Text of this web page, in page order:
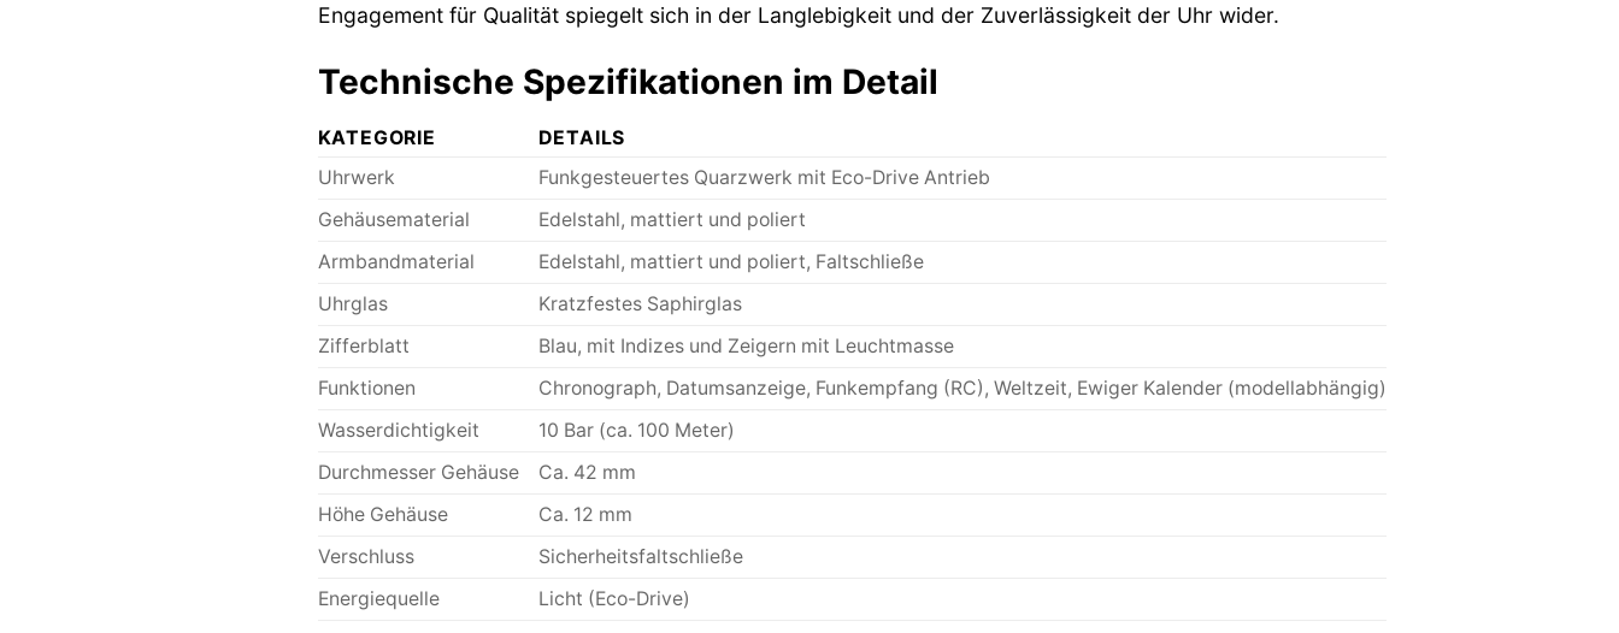
Engagement für Qualität spiegelt sich in der Langlebigkeit und der Zuverlässigkeit der Uhr wider.
Technische Spezifikationen im Detail
KATEGORIE
DETAILS
Uhrwerk
Funkgesteuertes Quarzwerk mit Eco-Drive Antrieb
Gehäusematerial
Edelstahl, mattiert und poliert
Armbandmaterial
Edelstahl, mattiert und poliert, Faltschließe
Uhrglas
Kratzfestes Saphirglas
Zifferblatt
Blau, mit Indizes und Zeigern mit Leuchtmasse
Funktionen
Chronograph, Datumsanzeige, Funkempfang (RC), Weltzeit, Ewiger Kalender (modellabhängig)
Wasserdichtigkeit
10 Bar (ca. 100 Meter)
Durchmesser Gehäuse
Ca. 42 mm
Höhe Gehäuse
Ca. 12 mm
Verschluss
Sicherheitsfaltschließe
Energiequelle
Licht (Eco-Drive)